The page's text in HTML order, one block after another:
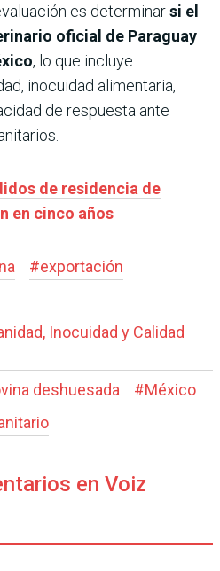
es determinarsi el
oficial de Paraguay
, lo que incluye
inocuidad alimentaria,
de respuesta ante
de residencia de
en cinco años
#exportación
Inocuidad y Calidad
deshuesada #México
en Voiz